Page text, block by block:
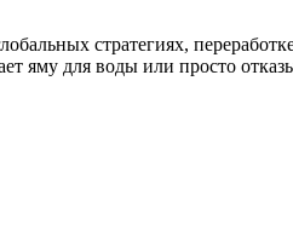
стратегиях,
яму для воды или просто